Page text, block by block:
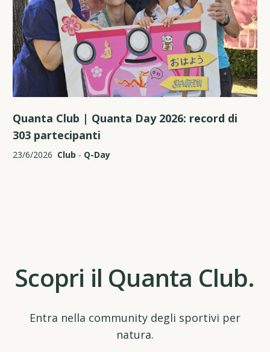
Quanta Club | Quanta Day 2026: record di
303 partecipanti
23/6/2026 Club - Q-Day
Scopri il Quanta Club.
Entra nella community degli sportivi per
natura.